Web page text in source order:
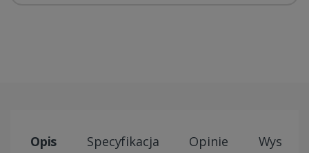
Opis Specyfikacja Opinie Wysyłki